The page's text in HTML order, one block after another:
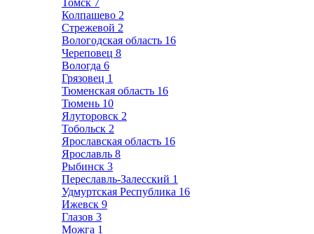
Томск 7
Колпашево 2
Стрежевой 2
Вологодская область 16
Череповец 8
Вологда 6
Грязовец 1
Тюменская область 16
Тюмень 10
Ялуторовск 2
Тобольск 2
Ярославская область 16
Ярославль 8
Рыбинск 3
Переславль-Залесский 1
Удмуртская Республика 16
Ижевск 9
Глазов 3
Можга 1